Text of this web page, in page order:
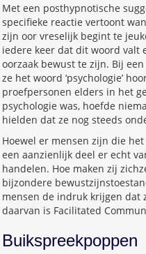
Met een posthypnotische
specifieke reactie vertoont
zijn oor vreselijk begint te
iedere keer dat dit woord valt
oorzaak bewust te zijn. Bij
ze het woord ‘psychologie’
proefpersonen elders in het
psychologie was, hoefde
hielden dat ze nog steeds
Hoewel er mensen zijn die
een aanzienlijk deel er echt
handelen. Hoe maken zij
bijzondere
mensen de indruk krijgen dat
daarvan is Facilitated
Buikspreekpoppen